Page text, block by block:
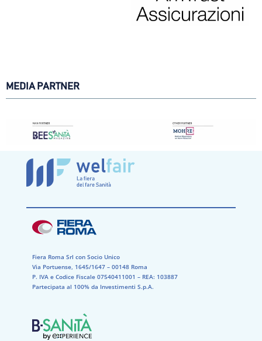
MEDIA PARTNER
Fiera Roma Srl con Socio Unico
Via Portuense, 1645/1647 – 00148 Roma
P. IVA e Codice Fiscale 07540411001​ – REA: 103887​
Partecipata al 100% da Investimenti S.p.A.